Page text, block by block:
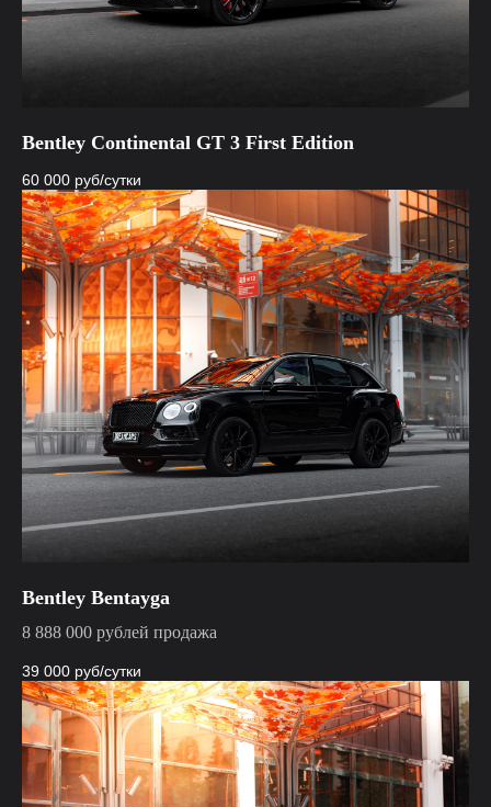
Bentley Continental GT 3 First Edition
60 000 руб/сутки
Bentley Bentayga
8 888 000 рублей продажа
39 000 руб/сутки